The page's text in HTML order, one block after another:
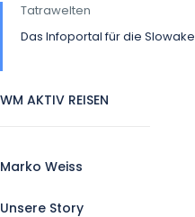
Tatrawelten
Das Infoportal für die
WM AKTIV REISEN
Marko Weiss
Unsere Story